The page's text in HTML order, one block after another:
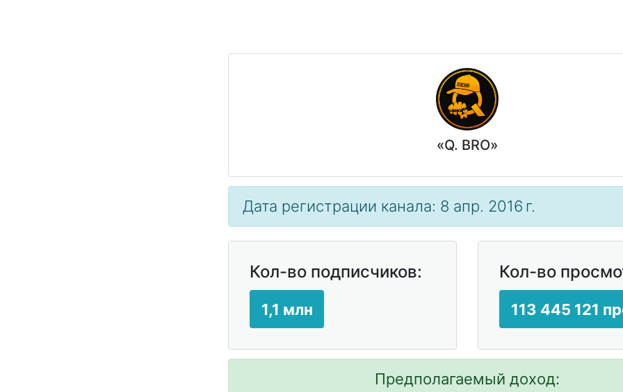
«Q. BRO»
Дата регистрации канала: 8 апр. 2016 г.
Кол-во подписчиков:
1,1 млн
Кол-во
113 445 121
Предполагаемый доход: